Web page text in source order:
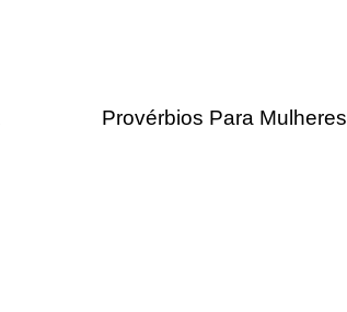
Provérbios Para Mulheres